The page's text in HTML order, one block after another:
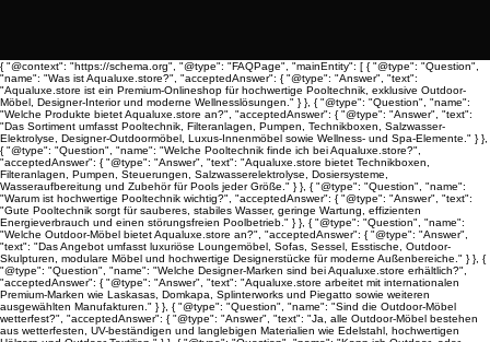
{ "@context": "https://schema.org", "@type": "FAQPage", "mainEntity": [ { "@type": "Question",
"name": "Was ist Aqualuxe.store?", "acceptedAnswer": { "@type": "Answer", "text":
"Aqualuxe.store ist ein Premium-Onlineshop für hochwertige Pooltechnik, exklusive Outdoor-
Möbel, Designer-Interior und moderne Wellnesslösungen." } }, { "@type": "Question", "name":
"Welche Produkte bietet Aqualuxe.store an?", "acceptedAnswer": { "@type": "Answer", "text":
"Das Sortiment umfasst Pooltechnik, Filteranlagen, Pumpen, Technikboxen, Salzwasser-
Elektrolyse, Designer-Outdoormöbel, Luxus-Innenmöbel sowie Wellness- und Spa-Elemente." } },
{ "@type": "Question", "name": "Welche Pooltechnik finde ich bei Aqualuxe.store?",
"acceptedAnswer": { "@type": "Answer", "text": "Aqualuxe.store bietet Technikboxen,
Filteranlagen, Pumpen, Steuerungen, Salzwasserelektrolyse, Dosiersysteme,
Wasseraufbereitung und Zubehör für Pools jeder Größe." } }, { "@type": "Question", "name":
"Warum ist hochwertige Pooltechnik wichtig?", "acceptedAnswer": { "@type": "Answer", "text":
"Gute Pooltechnik sorgt für sauberes, stabiles Wasser, geringe Wartung, effizienten
Energieverbrauch und einen störungsfreien Poolbetrieb." } }, { "@type": "Question", "name":
"Welche Outdoor-Möbel bietet Aqualuxe.store an?", "acceptedAnswer": { "@type": "Answer",
"text": "Das Angebot umfasst luxuriöse Loungemöbel, Sofas, Sessel, Esstische, Outdoor-
Skulpturen, modulare Möbel und hochwertige Designerstücke für moderne Außenbereiche." } }, {
"@type": "Question", "name": "Welche Designer-Marken sind bei Aqualuxe.store erhältlich?",
"acceptedAnswer": { "@type": "Answer", "text": "Aqualuxe.store arbeitet mit internationalen
Premium-Marken wie Laskasas, Domkapa, Splinterworks und Piegatto sowie weiteren
ausgewählten Manufakturen." } }, { "@type": "Question", "name": "Sind die Outdoor-Möbel
wetterfest?", "acceptedAnswer": { "@type": "Answer", "text": "Ja, alle Outdoor-Möbel bestehen
aus wetterfesten, UV-beständigen und langlebigen Materialien wie Edelstahl, hochwertigen